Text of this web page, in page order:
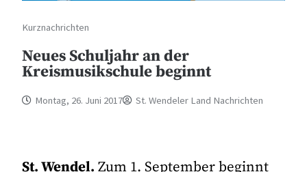
Kurznachrichten
Neues Schuljahr an der
Kreismusikschule beginnt
Montag, 26. Juni 2017 St. Wendeler Land Nachrichten
St. Wendel. Zum 1. September beginnt